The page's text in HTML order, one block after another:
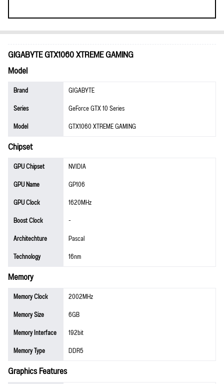
GIGABYTE GTX1060 XTREME GAMING
Model
Brand
GIGABYTE
Series
GeForce GTX 10 Series
Model
GTX1060 XTREME GAMING
Chipset
GPU Chipset
NVIDIA
GPU Name
GP106
GPU Clock
1620MHz
Boost Clock
-
Architechture
Pascal
Technology
16nm
Memory
Memory Clock
2002MHz
Memory Size
6GB
Memory Interface
192bit
Memory Type
DDR5
Graphics Features